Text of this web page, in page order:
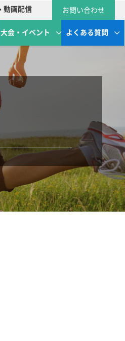
動画配信 お問い合わせ
大会・イベント よくある質問